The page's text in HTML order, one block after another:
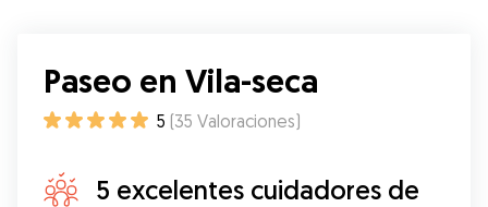
Paseo en Vila-seca
5 (35 Valoraciones)
5 excelentes cuidadores de